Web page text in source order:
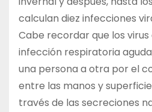
calculan diez infecciones
Cabe recordar que los virus
infección respiratoria
una persona a otra por el
entre las manos y
través de las secreciones